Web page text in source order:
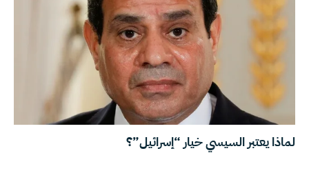
لماذا يعتبر السيسي خيار “إسرائيل”؟